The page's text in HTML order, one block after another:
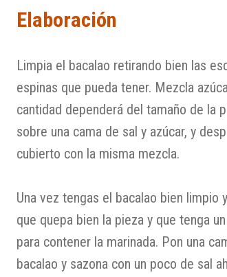
Elaboración
Limpia el bacalao retirando bien las
espinas que pueda tener. Mezcla
cantidad dependerá del tamaño de la
sobre una cama de sal y azúcar, y
cubierto con la misma mezcla.
Una vez tengas el bacalao bien limpio
que quepa bien la pieza y que tenga
para contener la marinada. Pon una
bacalao y sazona con un poco de sal